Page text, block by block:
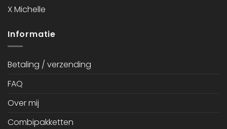
X Michelle
Informatie
Betaling / verzending
FAQ
Over mij
Combipakketten